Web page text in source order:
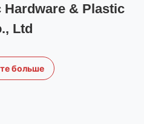
& Plastic
Ltd
больше